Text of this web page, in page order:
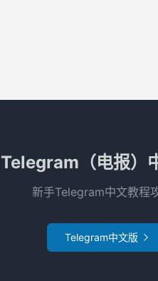
Telegram（电报）
新手Telegram中文教程
Telegram中文版 